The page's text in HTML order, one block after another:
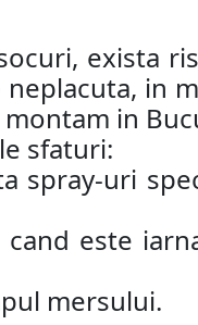
exista
in
in
sfaturi:
spray-uri
este
mersului.